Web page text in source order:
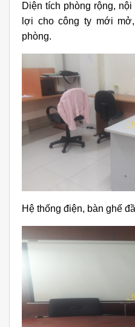
Diện tích phòng rộng,
lợi cho công ty mới
phòng.
Hệ thống điện, bàn ghế